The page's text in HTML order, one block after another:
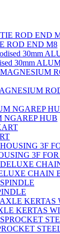
ROD END M8
30mm
HUB
3F
CHAIN
KERTAS